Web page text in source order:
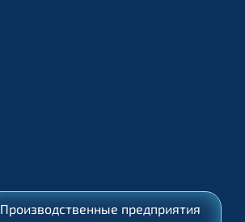
Производственные предприятия